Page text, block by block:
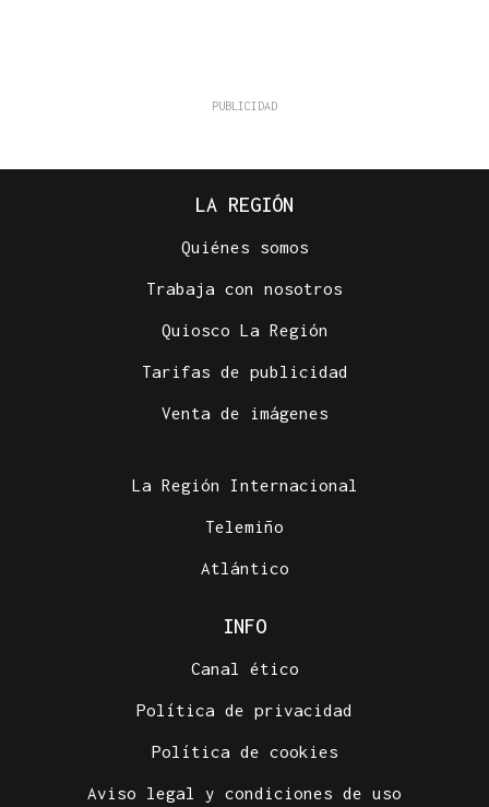
LA REGIÓN
Quiénes somos
Trabaja con nosotros
Quiosco La Región
Tarifas de publicidad
Venta de imágenes
La Región Internacional
Telemiño
Atlántico
INFO
Canal ético
Política de privacidad
Política de cookies
Aviso legal y condiciones de uso